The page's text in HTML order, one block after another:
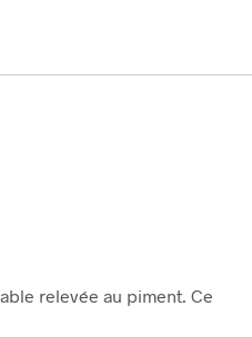
relevée au piment. Ce